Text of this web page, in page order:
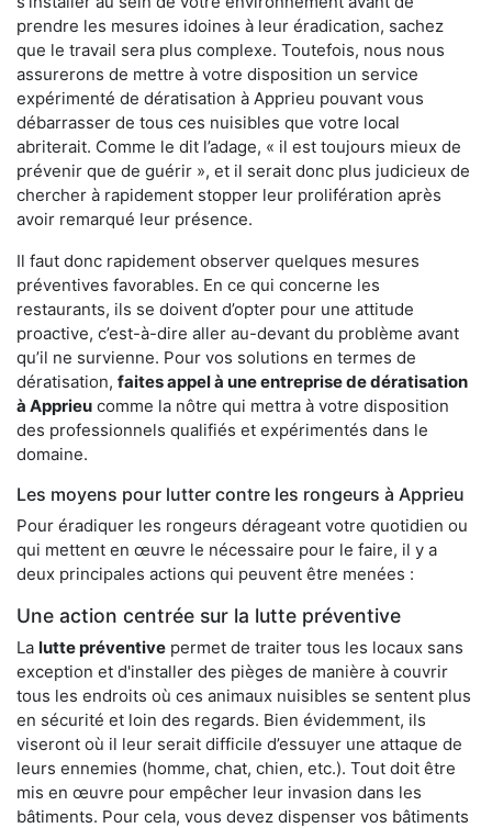
prendre les mesures idoines à leur éradication, sachez
que le travail sera plus complexe. Toutefois, nous nous
assurerons de mettre à votre disposition un service
expérimenté de dératisation à Apprieu pouvant vous
débarrasser de tous ces nuisibles que votre local
abriterait. Comme le dit l’adage, « il est toujours mieux de
prévenir que de guérir », et il serait donc plus judicieux de
chercher à rapidement stopper leur prolifération après
avoir remarqué leur présence.
Il faut donc rapidement observer quelques mesures
préventives favorables. En ce qui concerne les
restaurants, ils se doivent d’opter pour une attitude
proactive, c’est-à-dire aller au-devant du problème avant
qu’il ne survienne. Pour vos solutions en termes de
dératisation, faites appel à une entreprise de dératisation
à Apprieu comme la nôtre qui mettra à votre disposition
des professionnels qualifiés et expérimentés dans le
domaine.
Les moyens pour lutter contre les rongeurs à Apprieu
Pour éradiquer les rongeurs dérageant votre quotidien ou
qui mettent en œuvre le nécessaire pour le faire, il y a
deux principales actions qui peuvent être menées :
Une action centrée sur la lutte préventive
La lutte préventive permet de traiter tous les locaux sans
exception et d'installer des pièges de manière à couvrir
tous les endroits où ces animaux nuisibles se sentent plus
en sécurité et loin des regards. Bien évidemment, ils
viseront où il leur serait difficile d’essuyer une attaque de
leurs ennemies (homme, chat, chien, etc.). Tout doit être
mis en œuvre pour empêcher leur invasion dans les
bâtiments. Pour cela, vous devez dispenser vos bâtiments